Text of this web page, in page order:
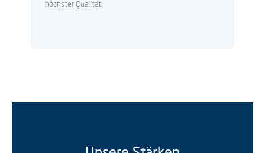
höchster Qualität.